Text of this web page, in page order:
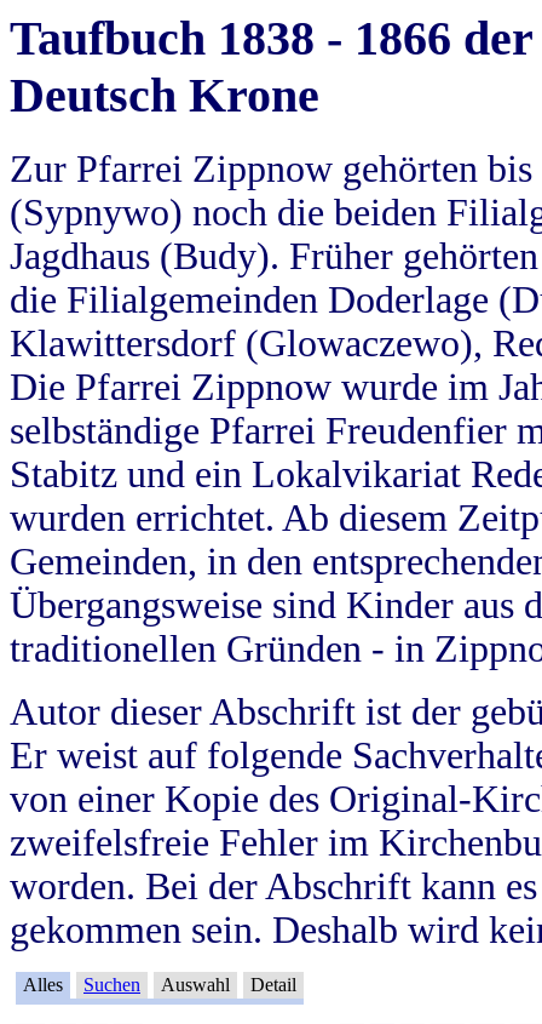
Taufbuch 1838 - 1866
Deutsch Krone
Zur Pfarrei Zippnow gehörten
(Sypnywo) noch die beiden
Jagdhaus (Budy). Früher
die Filialgemeinden Doderlage
Klawittersdorf (Glowaczewo),
Die Pfarrei Zippnow wurde im
selbständige Pfarrei Freudenfier
Stabitz und ein Lokalvikariat
wurden errichtet. Ab diesem
Gemeinden, in den
Übergangsweise sind Kinder aus
traditionellen Gründen - in
Autor dieser Abschrift ist der
Er weist auf folgende
von einer Kopie des Original-
zweifelsfreie Fehler im
worden. Bei der Abschrift kann
gekommen sein. Deshalb wird
Alles Suchen Auswahl Detail